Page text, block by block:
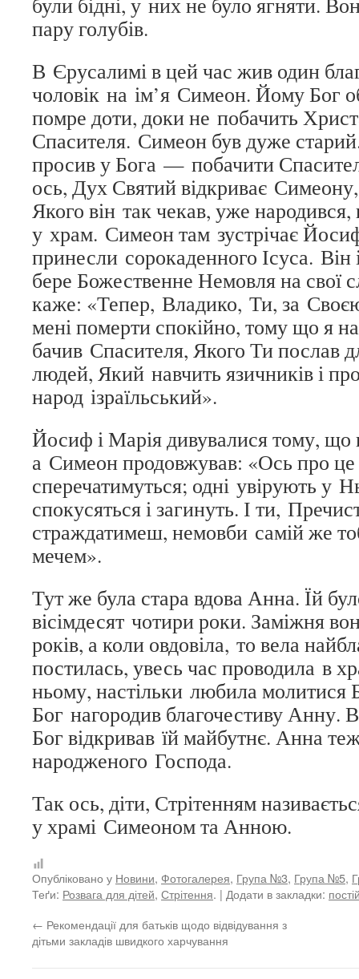
пару голубів.
В Єрусалимі в цей час жив один
чоловік на ім’я Симеон. Йому Бог
помре доти, доки не побачить
Спасителя. Симеон був дуже
просив у Бога — побачити
ось, Дух Святий відкриває
Якого він так чекав, уже
у храм. Симеон там зустрічає
принесли сорокаденного Ісуса. Він
бере Божественне Немовля на свої
каже: «Тепер, Владико, Ти, за
мені померти спокійно, тому що я на
бачив Спасителя, Якого Ти послав
людей, Який навчить язичників і
народ ізраїльський».
Йосиф і Марія дивувалися тому, що
а Симеон продовжував: «Ось про
сперечатимуться; одні увірують у
спокусяться і загинуть. І ти,
страждатимеш, немовби самій же
мечем».
Тут же була стара вдова Анна. Їй
вісімдесят чотири роки. Заміжня
років, а коли овдовіла, то вела
постилась, увесь час проводила в
ньому, настільки любила молитися
Бог нагородив благочестиву Анну.
Бог відкривав їй майбутнє. Анна
народженого Господа.
Так ось, діти, Стрітенням
у храмі Симеоном та Анною.
Опубліковано у Новини, Фотогалерея, Група №3, Група №5,
Теґи: Розвага для дітей, Стрітення. | Додати в закладки:
← Рекомендації для батьків щодо відвідування з
дітьми закладів швидкого харчування